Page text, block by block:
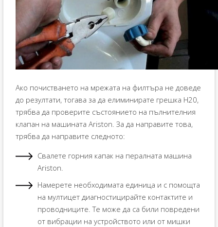
Ако почистването на мрежата на филтъра не доведе
до резултати, тогава за да елиминирате грешка H20,
трябва да проверите състоянието на пълнителния
клапан на машината Ariston. За да направите това,
трябва да направите следното:
Свалете горния капак на пералната машина
Ariston.
Намерете необходимата единица и с помощта
на мултицет диагностицирайте контактите и
проводниците. Те може да са били повредени
от вибрации на устройството или от мишки